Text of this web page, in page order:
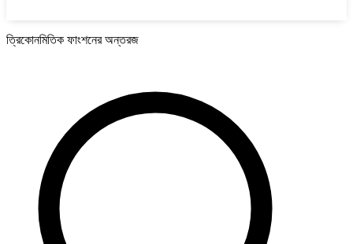
ত্রিকোনমিতিক ফাংশনের অন্তরজ